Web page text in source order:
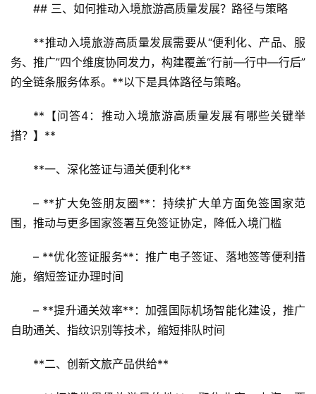
振
兴
慧
R
旅
答
## 三、如何推动入境旅游高质量发展？路径与策略
**推动入境旅游高质量发展需要从“便利化、产品、服
务、推广”四个维度协同发力，构建覆盖“行前—行中—行后”
的全链条服务体系。**以下是具体路径与策略。
**【问答4：推动入境旅游高质量发展有哪些关键举
措？】**
**一、深化签证与通关便利化**
– **扩大免签朋友圈**：持续扩大单方面免签国家范
围，推动与更多国家签署互免签证协定，降低入境门槛
– **优化签证服务**：推广电子签证、落地签等便利措
施，缩短签证办理时间
– **提升通关效率**：加强国际机场智能化建设，推广
自助通关、指纹识别等技术，缩短排队时间
**二、创新文旅产品供给**